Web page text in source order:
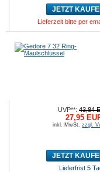
JETZT
Lieferzeit bitte per
UVP**:43,84
27,95
inkl. MwSt.zzgl.
JETZT
Lieferfrist 5